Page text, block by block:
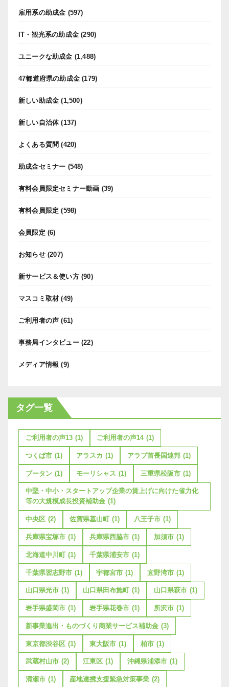
雇用系の助成金 (597)
IT・観光系の助成金 (290)
ユニークな助成金 (1,488)
47都道府県の助成金 (179)
新しい助成金 (1,500)
新しい自治体(137)
よくある質問 (420)
助成金セミナー (548)
有料会員限定セミナー動画 (39)
有料会員限定 (598)
会員限定 (6)
お知らせ(207)
新サービス＆使い方(90)
マスコミ取材 (49)
ご利用者の声 (61)
事務局インタビュー(22)
メディア情報 (9)
タグ一覧
ご利用者の声13 (1) ご利用者の声14 (1)
つくば市 (1) アラスカ (1) アラブ首長国連邦 (1)
ブータン (1) モーリシャス (1) 三重県松阪市 (1)
中堅・中小・スタートアップ企業の賃上げに向けた省力化
等の大規模成長投資補助金 (1)
中央区 (2) 佐賀県基山町 (1) 八王子市 (1)
兵庫県宝塚市 (1) 兵庫県西脇市 (1) 加須市 (1)
北海道中川町 (1) 千葉県浦安市 (1)
千葉県習志野市 (1) 宇都宮市 (1) 宜野湾市 (1)
山口県光市 (1) 山口県田布施町 (1) 山口県萩市 (1)
岩手県盛岡市 (1) 岩手県花巻市 (1) 所沢市 (1)
新事業進出・ものづくり商業サービス補助金 (3)
東京都渋谷区 (1) 東大阪市 (1) 柏市 (1)
武蔵村山市 (2) 江東区 (1) 沖縄県浦添市 (1)
清瀬市 (1) 産地連携支援緊急対策事業 (2)